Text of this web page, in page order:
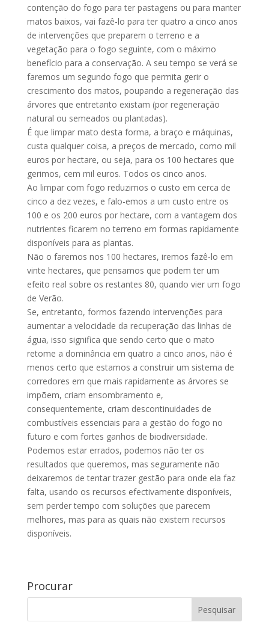
contenção do fogo para ter pastagens ou para manter
matos baixos, vai fazê-lo para ter quatro a cinco anos
de intervenções que preparem o terreno e a
vegetação para o fogo seguinte, com o máximo
benefício para a conservação. A seu tempo se verá se
faremos um segundo fogo que permita gerir o
crescimento dos matos, poupando a regeneração das
árvores que entretanto existam (por regeneração
natural ou semeados ou plantadas).
É que limpar mato desta forma, a braço e máquinas,
custa qualquer coisa, a preços de mercado, como mil
euros por hectare, ou seja, para os 100 hectares que
gerimos, cem mil euros. Todos os cinco anos.
Ao limpar com fogo reduzimos o custo em cerca de
cinco a dez vezes, e falo-emos a um custo entre os
100 e os 200 euros por hectare, com a vantagem dos
nutrientes ficarem no terreno em formas rapidamente
disponíveis para as plantas.
Não o faremos nos 100 hectares, iremos fazê-lo em
vinte hectares, que pensamos que podem ter um
efeito real sobre os restantes 80, quando vier um fogo
de Verão.
Se, entretanto, formos fazendo intervenções para
aumentar a velocidade da recuperação das linhas de
água, isso significa que sendo certo que o mato
retome a dominância em quatro a cinco anos, não é
menos certo que estamos a construir um sistema de
corredores em que mais rapidamente as árvores se
impõem, criam ensombramento e,
consequentemente, criam descontinuidades de
combustíveis essenciais para a gestão do fogo no
futuro e com fortes ganhos de biodiversidade.
Podemos estar errados, podemos não ter os
resultados que queremos, mas seguramente não
deixaremos de tentar trazer gestão para onde ela faz
falta, usando os recursos efectivamente disponíveis,
sem perder tempo com soluções que parecem
melhores, mas para as quais não existem recursos
disponíveis.
Procurar